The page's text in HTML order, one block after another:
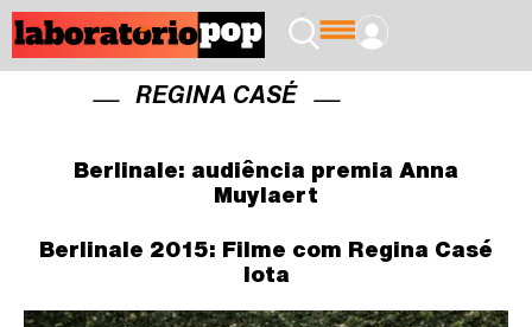
REGINA CASÉ
Berlinale: audiência premia Anna
Muylaert
Berlinale 2015: Filme com Regina Casé
lota